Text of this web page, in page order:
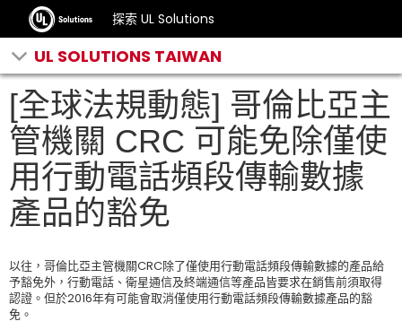
探索 UL Solutions
UL SOLUTIONS TAIWAN
[全球法規動態] 哥倫比亞主
管機關 CRC 可能免除僅使
用行動電話頻段傳輸數據
產品的豁免
以往，哥倫比亞主管機關CRC除了僅使用行動電話頻段傳輸數據的產品給
予豁免外，行動電話、衛星通信及終端通信等產品皆要求在銷售前須取得
認證。但於2016年有可能會取消僅使用行動電話頻段傳輸數據產品的豁
免。